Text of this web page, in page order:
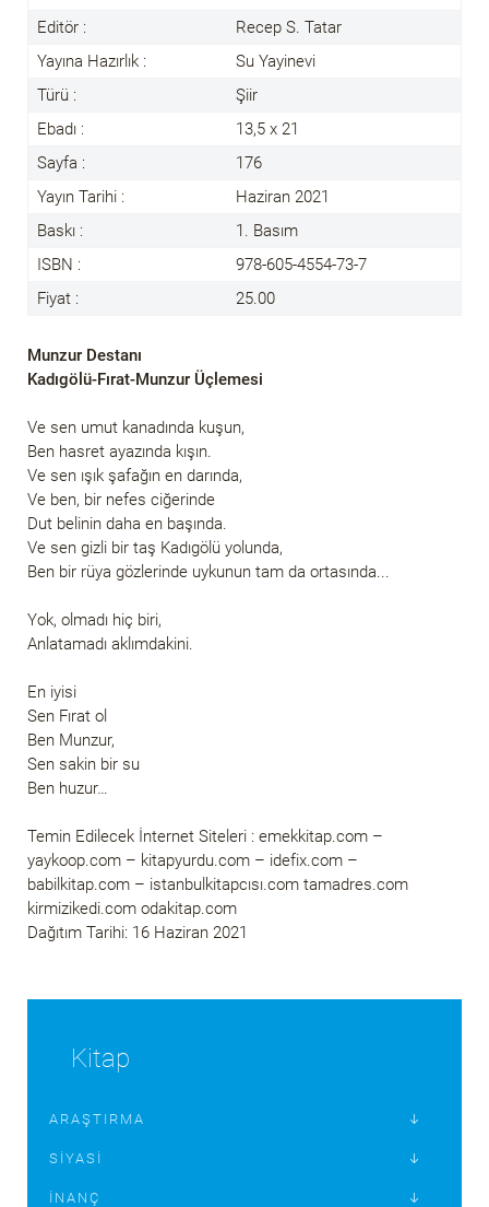
Editör :
Recep S. Tatar
Yayına Hazırlık :
Su Yayinevi
Türü :
Şiir
Ebadı :
13,5 x 21
Sayfa :
176
Yayın Tarihi :
Haziran 2021
Baskı :
1. Basım
ISBN :
978-605-4554-73-7
Fiyat :
25.00
Munzur Destanı
Kadıgölü-Fırat-Munzur Üçlemesi
Ve sen umut kanadında kuşun,
Ben hasret ayazında kışın.
Ve sen ışık şafağın en darında,
Ve ben, bir nefes ciğerinde
Dut belinin daha en başında.
Ve sen gizli bir taş Kadıgölü yolunda,
Ben bir rüya gözlerinde uykunun tam da ortasında...
Yok, olmadı hiç biri,
Anlatamadı aklımdakini.
En iyisi
Sen Fırat ol
Ben Munzur,
Sen sakin bir su
Ben huzur…
Temin Edilecek İnternet Siteleri : emekkitap.com –
yaykoop.com – kitapyurdu.com – idefix.com –
babilkitap.com – istanbulkitapcısı.com tamadres.com
kirmizikedi.com odakitap.com
Dağıtım Tarihi: 16 Haziran 2021
Kitap
ARAŞTIRMA
SIYASI
İNANÇ